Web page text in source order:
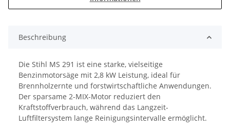
Beschreibung
Die Stihl MS 291 ist eine starke, vielseitige
Benzinmotorsäge mit 2,8 kW Leistung, ideal für
Brennholzernte und forstwirtschaftliche Anwendungen.
Der sparsame 2-MIX-Motor reduziert den
Kraftstoffverbrauch, während das Langzeit-
Luftfiltersystem lange Reinigungsintervalle ermöglicht.